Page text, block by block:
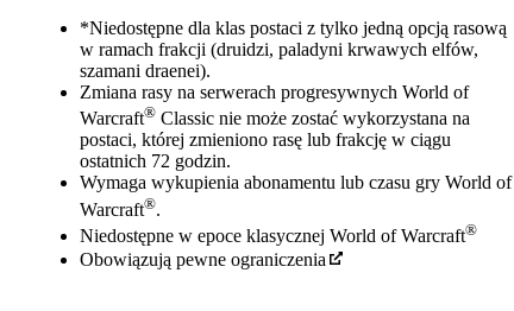
Available actions
*Niedostępne dla klas postaci z tylko jedną opcją rasową
w ramach frakcji (druidzi, paladyni krwawych elfów,
szamani draenei).
Zmiana rasy na serwerach progresywnych World of
Warcraft® Classic nie może zostać wykorzystana na
postaci, której zmieniono rasę lub frakcję w ciągu
ostatnich 72 godzin.
Wymaga wykupienia abonamentu lub czasu gry World of
Warcraft®.
Niedostępne w epoce klasycznej World of Warcraft®
Obowiązują pewne ograniczenia